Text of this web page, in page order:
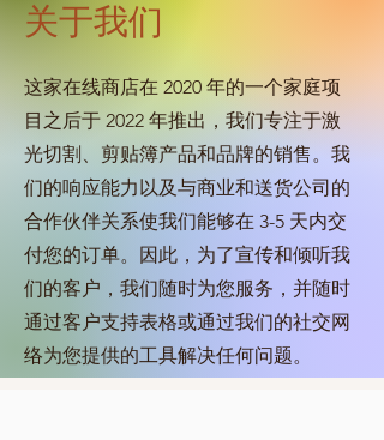
关于我们
这家在线商店在 2020 年的一个家庭项
目之后于 2022 年推出，我们专注于激
光切割、剪贴簿产品和品牌的销售。我
们的响应能力以及与商业和送货公司的
合作伙伴关系使我们能够在 3-5 天内交
付您的订单。因此，为了宣传和倾听我
们的客户，我们随时为您服务，并随时
通过客户支持表格或通过我们的社交网
络为您提供的工具解决任何问题。